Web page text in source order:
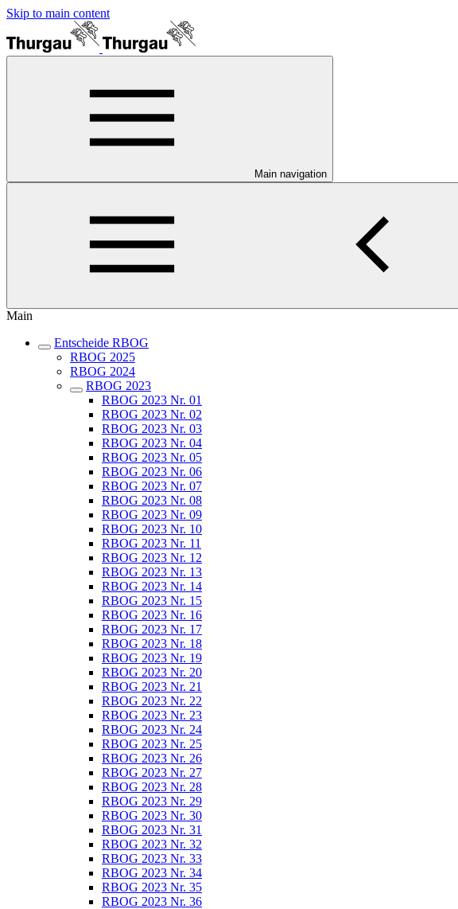
Skip to main content
Main navigation
Main
Entscheide RBOG
RBOG 2025
RBOG 2024
RBOG 2023
RBOG 2023 Nr. 01
RBOG 2023 Nr. 02
RBOG 2023 Nr. 03
RBOG 2023 Nr. 04
RBOG 2023 Nr. 05
RBOG 2023 Nr. 06
RBOG 2023 Nr. 07
RBOG 2023 Nr. 08
RBOG 2023 Nr. 09
RBOG 2023 Nr. 10
RBOG 2023 Nr. 11
RBOG 2023 Nr. 12
RBOG 2023 Nr. 13
RBOG 2023 Nr. 14
RBOG 2023 Nr. 15
RBOG 2023 Nr. 16
RBOG 2023 Nr. 17
RBOG 2023 Nr. 18
RBOG 2023 Nr. 19
RBOG 2023 Nr. 20
RBOG 2023 Nr. 21
RBOG 2023 Nr. 22
RBOG 2023 Nr. 23
RBOG 2023 Nr. 24
RBOG 2023 Nr. 25
RBOG 2023 Nr. 26
RBOG 2023 Nr. 27
RBOG 2023 Nr. 28
RBOG 2023 Nr. 29
RBOG 2023 Nr. 30
RBOG 2023 Nr. 31
RBOG 2023 Nr. 32
RBOG 2023 Nr. 33
RBOG 2023 Nr. 34
RBOG 2023 Nr. 35
RBOG 2023 Nr. 36